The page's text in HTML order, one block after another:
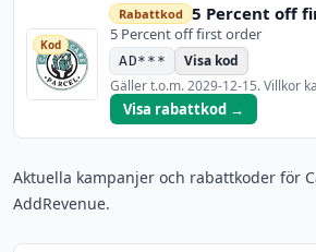
Kod
Rabattkod 5 Percent off
5 Percent off first order
AD***
Visa kod
Gäller t.o.m.2029-12-15. Villkor
Visa rabattkod →
Aktuella kampanjer och rabattkoder för
AddRevenue.